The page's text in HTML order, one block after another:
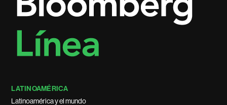
LATINOAMÉRICA
Latinoamérica y el mundo